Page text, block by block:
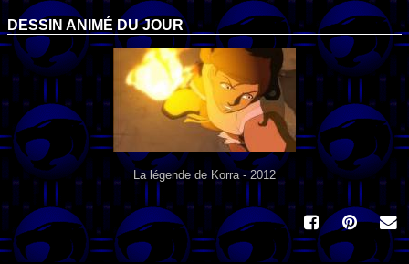
Ajout du dessin animé Heidi (1995) dans la liste.
09/07/2026 -Ajout d'un dessin animé
Ajout du dessin animé Genki l'Aventurier de la Chance (2006) dans la
liste.
04/07/2026 -
Ajout d'un dessin animé
Ajout du dessin animé Vilain Petit Canard (2000) dans la liste.
04/07/2026 - Ajout d'un dessin animé
Ajout du dessin animé Le Noël du vilain petit canard (2003) dans la liste.
DESSIN ANIMÉ DU JOUR
La légende de Korra - 2012